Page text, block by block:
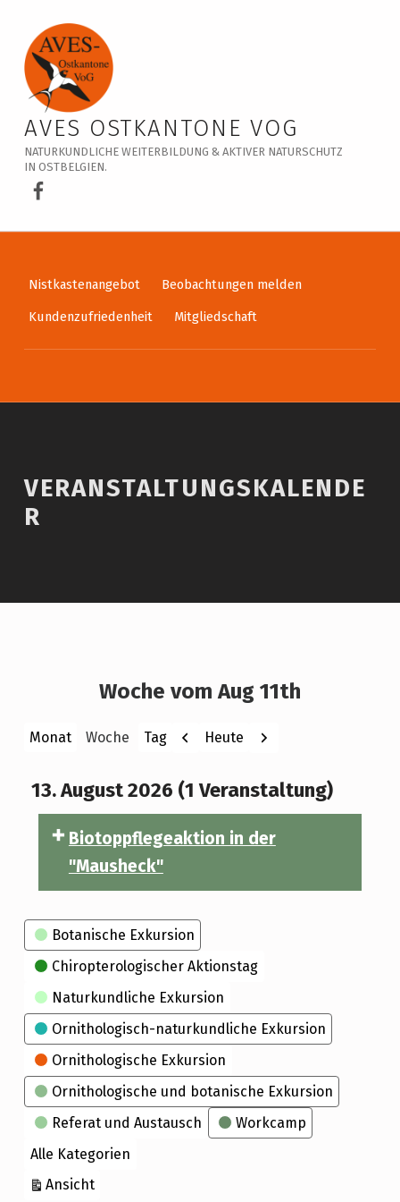
Veranstaltungskalender – AVES Ostkantone VoG
AVES OSTKANTONE VOG
NATURKUNDLICHE WEITERBILDUNG & AKTIVER NATURSCHUTZ
IN OSTBELGIEN.
AVES Ostkantone bei Facebook
Nistkastenangebot
Beobachtungen melden
Kundenzufriedenheit
Mitgliedschaft
VERANSTALTUNGSKALENDE
R
Woche vom Aug 11th
Monat Woche Tag Zurück
Heute Weiter
13. August 2026 (1 Veranstaltung)
Biotoppflegeaktion in der
"Mausheck"
Kategorien
Botanische Exkursion
Chiropterologischer Aktionstag
Naturkundliche Exkursion
Ornithologisch-naturkundliche Exkursion
Ornithologische Exkursion
Ornithologische und botanische Exkursion
Referat und Austausch
Workcamp
Alle Kategorien
Ansichtausdrucken